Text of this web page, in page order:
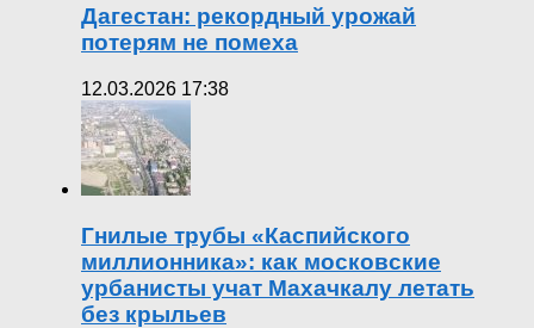
Дагестан: рекордный урожай
потерям не помеха
12.03.2026 17:38
Гнилые трубы «Каспийского
миллионника»: как московские
урбанисты учат Махачкалу летать
без крыльев